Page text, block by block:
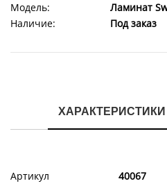
Модель:
Ламинат
Наличие:
Под заказ
ХАРАКТЕРИСТИКИ
Артикул 40067